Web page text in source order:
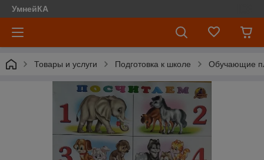
УмнейКА
Товары и услуги Подготовка к школе Обучающие